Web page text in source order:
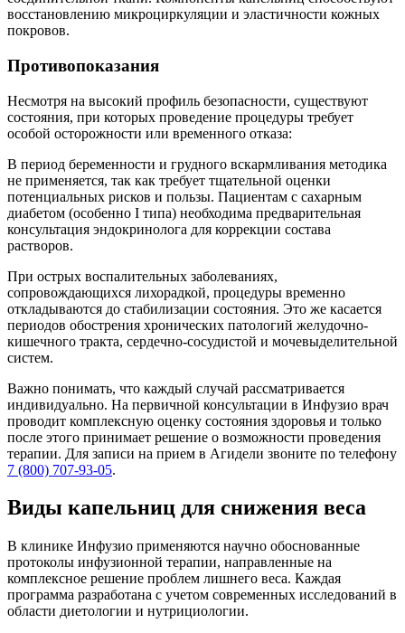
восстановлению микроциркуляции и эластичности кожных
покровов.
Противопоказания
Несмотря на высокий профиль безопасности, существуют
состояния, при которых проведение процедуры требует
особой осторожности или временного отказа:
В период беременности и грудного вскармливания методика
не применяется, так как требует тщательной оценки
потенциальных рисков и пользы. Пациентам с сахарным
диабетом (особенно I типа) необходима предварительная
консультация эндокринолога для коррекции состава
растворов.
При острых воспалительных заболеваниях,
сопровождающихся лихорадкой, процедуры временно
откладываются до стабилизации состояния. Это же касается
периодов обострения хронических патологий желудочно-
кишечного тракта, сердечно-сосудистой и мочевыделительной
систем.
Важно понимать, что каждый случай рассматривается
индивидуально. На первичной консультации в Инфузио врач
проводит комплексную оценку состояния здоровья и только
после этого принимает решение о возможности проведения
терапии. Для записи на прием в Агидели звоните по телефону
7 (800) 707-93-05.
Виды капельниц для снижения веса
В клинике Инфузио применяются научно обоснованные
протоколы инфузионной терапии, направленные на
комплексное решение проблем лишнего веса. Каждая
программа разработана с учетом современных исследований в
области диетологии и нутрициологии.